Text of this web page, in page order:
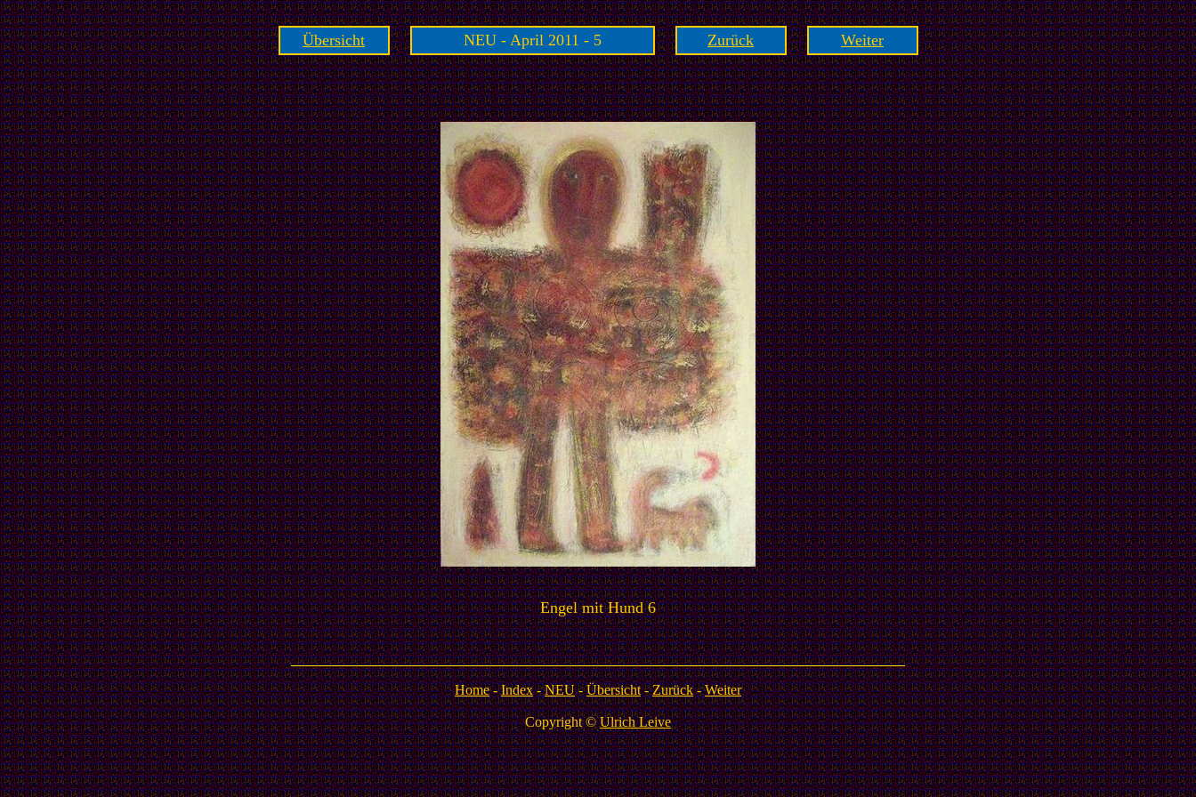
Übersicht NEU - April 2011 - 5 Zurück Weiter
Engel mit Hund 6
Home-Index-NEU-Übersicht-Zurück-Weiter
Copyright ©Ulrich Leive